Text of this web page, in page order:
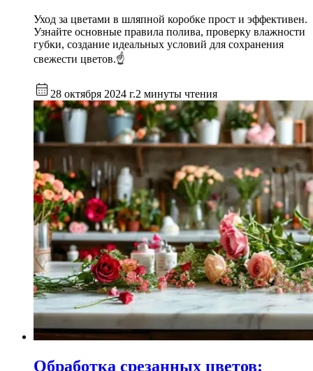
Уход за цветами в шляпной коробке прост и эффективен.
Узнайте основные правила полива, проверку влажности
губки, создание идеальных условий для сохранения
свежести цветов.☝
28 октября 2024 г.2 минуты чтения
Обработка срезанных цветов: